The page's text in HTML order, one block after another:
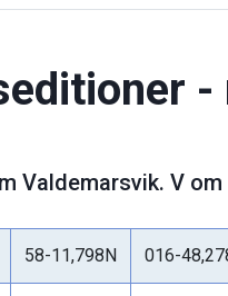
Valdemarsvik. V
58-11,798N 016-